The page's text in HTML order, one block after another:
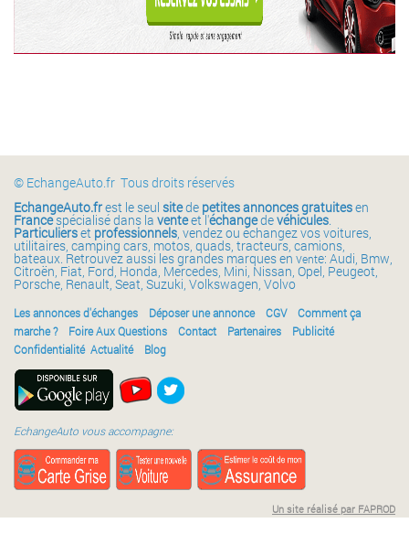
© EchangeAuto.fr Tous droits réservés
EchangeAuto.frest le seul sitede petites annonces gratuitesen
Francespécialisé dans la venteet l'échangedevéhicules.
Particulierset professionnels, vendez ou échangez vos voitures,
utilitaires, camping cars, motos, quads, tracteurs, camions,
bateaux. Retrouvez aussi les grandes marques en vente: Audi, Bmw,
Citroën, Fiat, Ford, Honda, Mercedes, Mini, Nissan, Opel, Peugeot,
Porsche, Renault, Seat, Suzuki, Volkswagen, Volvo
Les annonces d'échanges Déposer une annonce CGV
Comment ça
marche ?
Foire Aux Questions Contact Partenaires
Publicité
Confidentialité Actualité Blog
EchangeAuto vous accompagne:
Un site réalisé par FAPROD